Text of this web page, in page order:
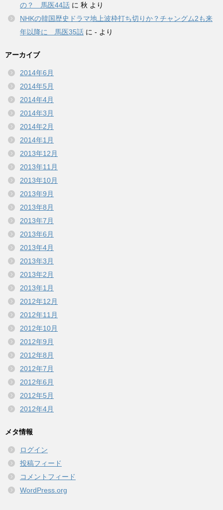
の？ 馬医44話 に 秋 より
NHKの韓国歴史ドラマ地上波枠打ち切りか？チャングム2も来
年以降に 馬医35話 に - より
アーカイブ
2014年6月
2014年5月
2014年4月
2014年3月
2014年2月
2014年1月
2013年12月
2013年11月
2013年10月
2013年9月
2013年8月
2013年7月
2013年6月
2013年4月
2013年3月
2013年2月
2013年1月
2012年12月
2012年11月
2012年10月
2012年9月
2012年8月
2012年7月
2012年6月
2012年5月
2012年4月
メタ情報
ログイン
投稿フィード
コメントフィード
WordPress.org